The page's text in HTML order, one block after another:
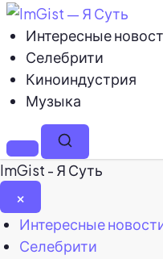
Интересные
Селебрити
Киноиндустрия
Музыка
МенюПоиск
ImGist - Я Суть
×
Закрыть
меню
Интересные
Селебрити